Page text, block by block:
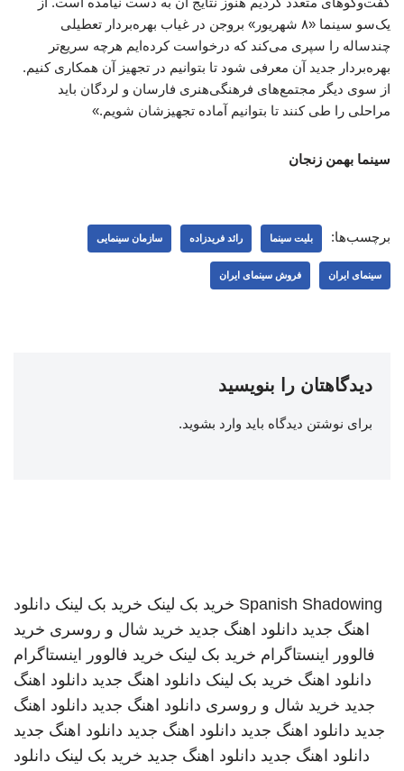
یک‌سو سینما «۸ شهریور» بروجن در غیاب بهره‌بردار تعطیلی
چندساله را سپری می‌کند که درخواست کرده‌ایم هرچه سریع‌تر
بهره‌بردار جدید آن معرفی شود تا بتوانیم در تجهیز آن همکاری کنیم.
از سوی دیگر مجتمع‌های فرهنگی‌هنری فارسان و لردگان باید
مراحلی را طی کنند تا بتوانیم آماده تجهیزشان شویم.»
سینما بهمن زنجان
برچسب‌ها: بلیت سینما رائد فریدزاده سازمان سینمایی
سینمای ایران فروش سینمای ایران
دیدگاهتان را بنویسید
برای نوشتن دیدگاه باید وارد بشوید.
Spanish Shadowing خرید بک لینک خرید بک لینک دانلود
اهنگ جدید دانلود اهنگ جدید خرید شال و روسری خرید
فالوور اینستاگرام خرید بک لینک خرید فالوور اینستاگرام
دانلود اهنگ خرید بک لینک دانلود اهنگ جدید دانلود اهنگ
جدید خرید شال و روسری دانلود اهنگ جدید دانلود اهنگ
جدید دانلود اهنگ جدید دانلود اهنگ جدید دانلود اهنگ جدید
دانلود اهنگ جدید دانلود اهنگ جدید خرید بک لینک دانلود